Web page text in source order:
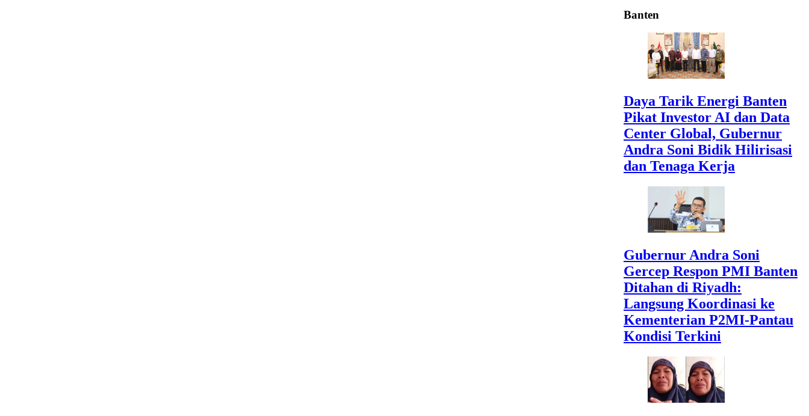
Banten
Daya Tarik Energi Banten
Pikat Investor AI dan Data
Center Global, Gubernur
Andra Soni Bidik Hilirisasi
dan Tenaga Kerja
Gubernur Andra Soni
Gercep Respon PMI Banten
Ditahan di Riyadh:
Langsung Koordinasi ke
Kementerian P2MI-Pantau
Kondisi Terkini